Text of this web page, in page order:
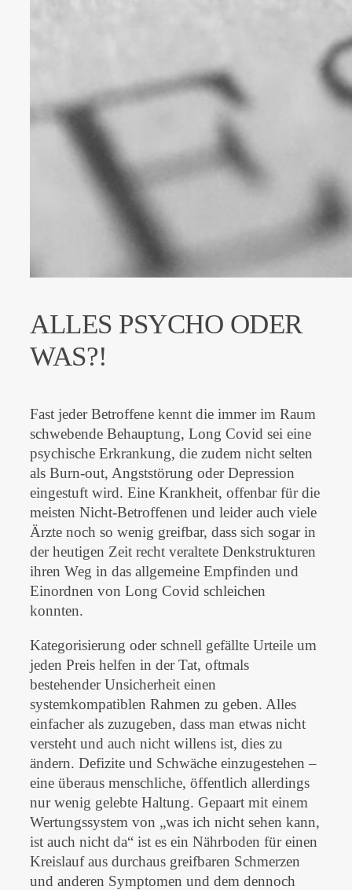
ALLES PSYCHO ODER
WAS?!
Fast jeder Betroffene kennt die immer im Raum
schwebende Behauptung, Long Covid sei eine
psychische Erkrankung, die zudem nicht selten
als Burn-out, Angststörung oder Depression
eingestuft wird. Eine Krankheit, offenbar für die
meisten Nicht-Betroffenen und leider auch viele
Ärzte noch so wenig greifbar, dass sich sogar in
der heutigen Zeit recht veraltete Denkstrukturen
ihren Weg in das allgemeine Empfinden und
Einordnen von Long Covid schleichen
konnten.
Kategorisierung oder schnell gefällte Urteile um
jeden Preis helfen in der Tat, oftmals
bestehender Unsicherheit einen
systemkompatiblen Rahmen zu geben. Alles
einfacher als zuzugeben, dass man etwas nicht
versteht und auch nicht willens ist, dies zu
ändern. Defizite und Schwäche einzugestehen –
eine überaus menschliche, öffentlich allerdings
nur wenig gelebte Haltung. Gepaart mit einem
Wertungssystem von „was ich nicht sehen kann,
ist auch nicht da“ ist es ein Nährboden für einen
Kreislauf aus durchaus greifbaren Schmerzen
und anderen Symptomen und dem dennoch